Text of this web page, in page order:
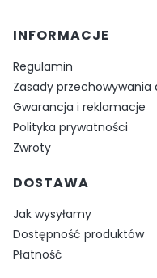
Linki w stopce
INFORMACJE
Regulamin
Zasady przechowywania
Gwarancja i reklamacje
Polityka prywatności
Zwroty
DOSTAWA
Jak wysyłamy
Dostępność produktów
Płatność